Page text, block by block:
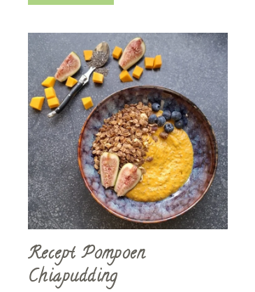
Recept Pompoen
Chiapudding